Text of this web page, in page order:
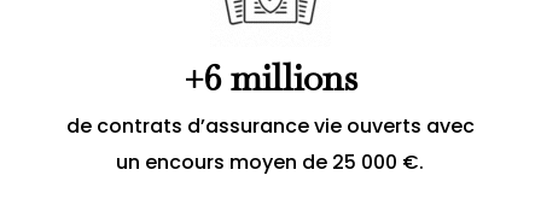
+6 millions
de contrats d’assurance vie ouverts avec
un encours moyen de 25 000 €.